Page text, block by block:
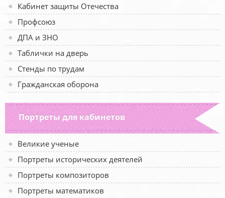
Кабинет защиты Отечества
Профсоюз
ДПА и ЗНО
Таблички на дверь
Стенды по трудам
Гражданская оборона
Портреты для кабинетов
Великие ученые
Портреты исторических деятелей
Портреты композиторов
Портреты математиков